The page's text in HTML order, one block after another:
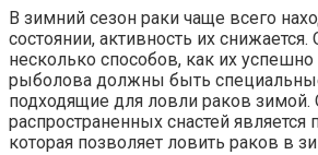
В зимний сезон раки чаще всего
состоянии, активность их снижается.
несколько способов, как их
рыболова должны быть
подходящие для ловли раков
распространенных снастей является
которая позволяет ловить раков в